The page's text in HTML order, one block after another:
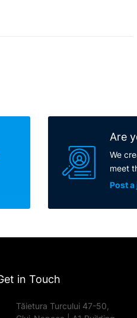
Are
We
meet
Post
in Touch
Tăietura Turcului 47-50,